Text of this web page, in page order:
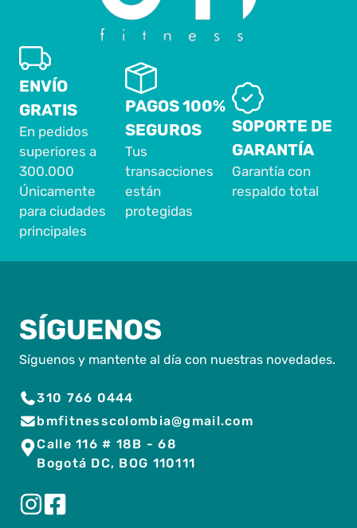
ENVÍO
GRATIS
En pedidos
superiores a
300.000
Únicamente
para ciudades
principales
PAGOS 100%
SEGUROS
Tus
transacciones
están
protegidas
SOPORTE DE
GARANTÍA
Garantía con
respaldo total
SÍGUENOS
Síguenos y mantente al día con nuestras novedades.
310 766 0444
bmfitnesscolombia@gmail.com
Calle 116 # 18B - 68
Bogotá DC, BOG 110111